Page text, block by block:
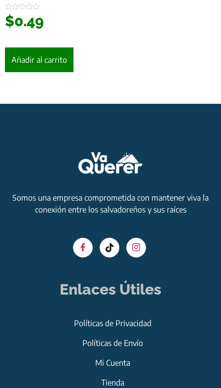
Valorado
en
$0.49
Añadir al carrito
Somos una empresa comprometida con mantener viva la
conexión entre los salvadoreños y sus raíces
Enlaces Útiles
Políticas de Privacidad
Políticas de Envío
Mi Cuenta
Tienda